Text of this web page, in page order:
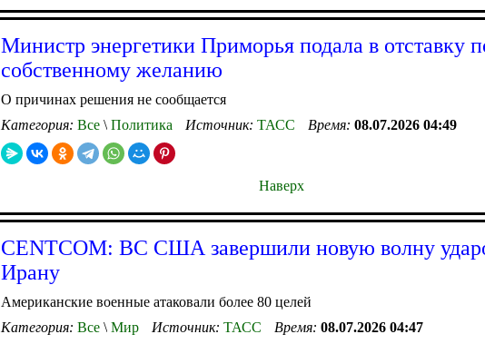
Министр энергетики Приморья подала в отставку
собственному желанию
О причинах решения не сообщается
Категория: Все \ Политика Источник: ТАСС Время: 08.07.2026 04:49
Наверх
CENTCOM: ВС США завершили новую волну
Ирану
Американские военные атаковали более 80 целей
Категория: Все \ Мир Источник: ТАСС Время: 08.07.2026 04:47